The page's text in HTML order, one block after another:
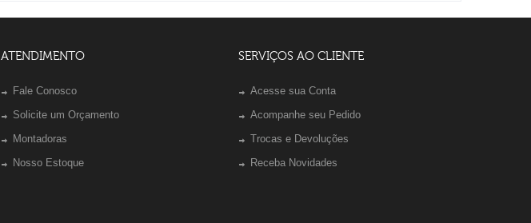
ATENDIMENTO
Fale Conosco
Solicite um Orçamento
Montadoras
Nosso Estoque
SERVIÇOS AO CLIENTE
Acesse sua Conta
Acompanhe seu Pedido
Trocas e Devoluções
Receba Novidades